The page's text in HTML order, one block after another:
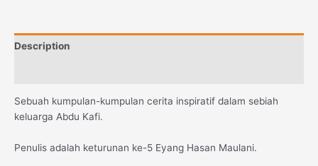
Description
Sebuah kumpulan-kumpulan cerita inspiratif dalam sebiah
keluarga Abdu Kafi.
Penulis adalah keturunan ke-5 Eyang Hasan Maulani.